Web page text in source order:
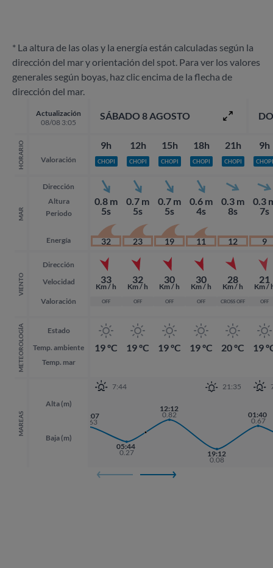
* La altura de las olas y la energía están calculadas según la
dirección del mar y orientación del spot. Para ver los valores
generales según boyas, haz clic encima de la flecha de
dirección del mar.
Actualización
08/08 3:05
HORARIO Valoración
MAR
Dirección
Altura
Periodo
Energía
VIENTO
Dirección
Velocidad
Valoración
METEOROLOGÍA
Estado
Temp. ambiente
Temp. mar
MAREAS
Alta (m)
Baja (m)
SÁBADO 8 AGOSTO
9h
CHOPI
0.8 m
5s
32
33
Km / h
OFF
19 ºC
12h
CHOPI
0.7 m
5s
23
32
Km / h
OFF
19 ºC
15h
CHOPI
0.7 m
5s
19
30
Km / h
OFF
19 ºC
18h
CHOPI
0.6 m
4s
11
30
Km / h
OFF
19 ºC
21h
CHOPI
0.3 m
8s
12
28
Km / h
CROSS OFF
20 ºC
7:44 21:35
00:07
0.63
05:44
0.27
12:12
0.82
19:12
0.08
01:40
0.67
9h
CHOPI
0.3
7s
9
21
Km /
OFF
19
19:12
0.08
01:40
0.67